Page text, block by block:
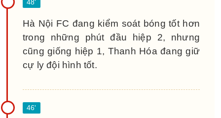
Hà Nội FC đang kiểm soát bóng tốt hơn
trong những phút đầu hiệp 2, nhưng
cũng giống hiệp 1, Thanh Hóa đang giữ
cự ly đội hình tốt.